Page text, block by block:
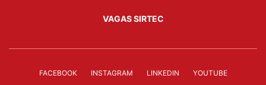
VAGAS SIRTEC
FACEBOOK INSTAGRAM LINKEDIN YOUTUBE